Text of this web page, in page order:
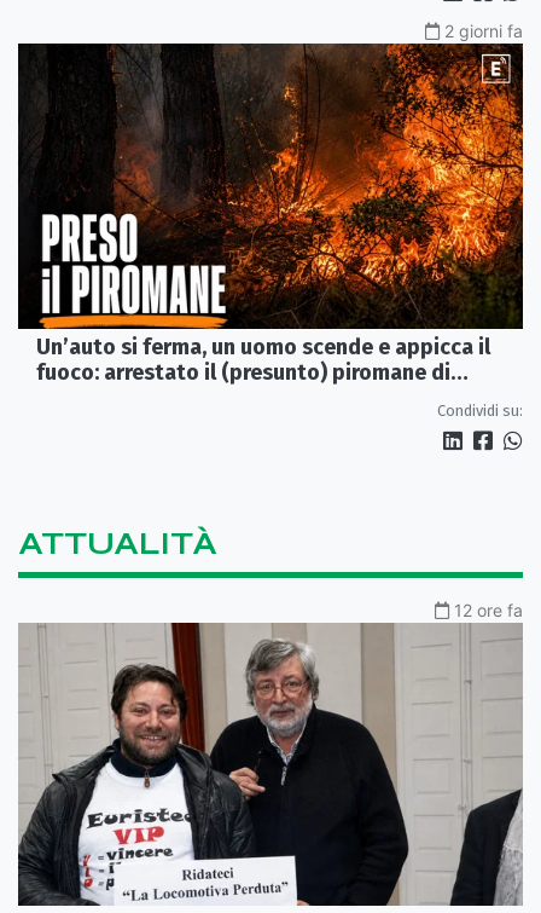
2 giorni fa
Un’auto si ferma, un uomo scende e appicca il
fuoco: arrestato il (presunto) piromane di
Condividi su:
ATTUALITÀ
12 ore fa